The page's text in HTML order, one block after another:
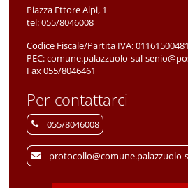
15
16
17
18
Piazza Ettore Alpi, 1
tel:055/8046008
Codice Fiscale/Partita IVA:01161500481
PEC:comune.palazzuolo-sul-
Fax 055/8046461
Per contattarci
055/8046008
protocollo@comune.palazzuolo-